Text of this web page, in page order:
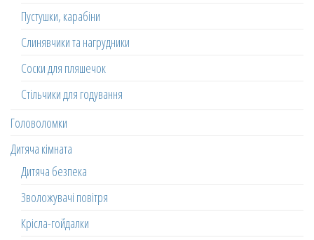
Пустушки, карабіни
Слинявчики та нагрудники
Соски для пляшечок
Стільчики для годування
Головоломки
Дитяча кімната
Дитяча безпека
Зволожувачі повітря
Крісла-гойдалки